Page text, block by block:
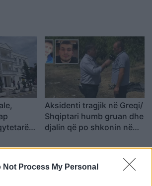
Not Process My Personal
e
Aksidenti tragjik në Greqi/
Shqiptari humb gruan dhe
djalin që po shkonin në